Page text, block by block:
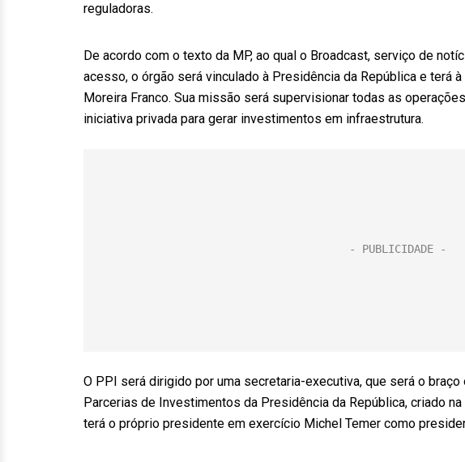
reguladoras.
De acordo com o texto da MP, ao qual o Broadcast, serviço de
acesso, o órgão será vinculado à Presidência da República e terá
Moreira Franco. Sua missão será supervisionar todas as
iniciativa privada para gerar investimentos em infraestrutura.
O PPI será dirigido por uma secretaria-executiva, que será o
Parcerias de Investimentos da Presidência da República, criado
terá o próprio presidente em exercício Michel Temer como